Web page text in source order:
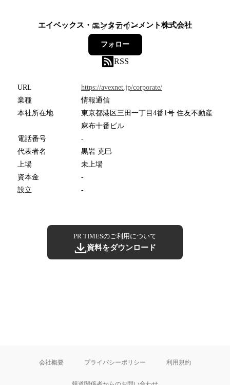
エイベックス・エンタテインメント株式会社
56フォロワー
フォロー
RSS
URL
https://avexnet.jp/corporate/
業種
情報通信
本社所在地
東京都港区三田一丁目4番1号 住友不動産
麻布十番ビル
電話番号
-
代表者名
黒岩 克巳
上場
未上場
資本金
-
設立
-
PR TIMESのご利用について
資料をダウンロード
会社概要 プライバシーポリシー 利用規約